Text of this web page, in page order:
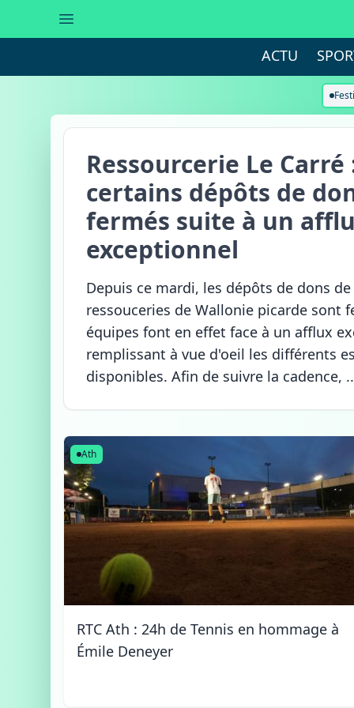
ACTU
Ressourcerie Le Carré
certains dépôts de
fermés suite à un
exceptionnel
Depuis ce mardi, les dépôts de dons
ressouceries de Wallonie picarde sont
équipes font en effet face à un afflux
remplissant à vue d'oeil les différents
disponibles. Afin de suivre la cadence,
Ath
RTC Ath : 24h de Tennis en hommage à
Émile Deneyer